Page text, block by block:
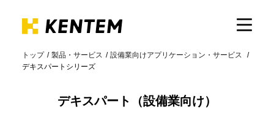
製品・サービス
トップ 製品・サービス
設備業向けアプリケーション・サービス
デキスパートシリーズ
デキスパート（設備業向け）